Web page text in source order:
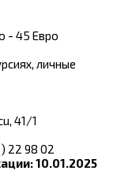
- 45 Евро
личные
41/1
22 98 02
10.01.2025